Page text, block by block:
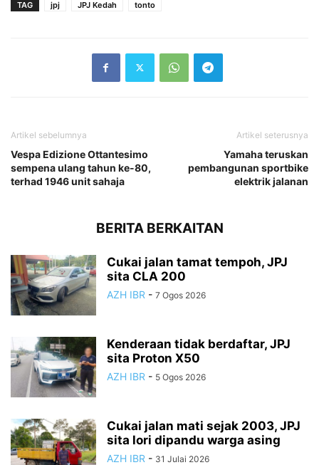
TAG jpj JPJ Kedah tonto
Artikel sebelumnya
Vespa Edizione Ottantesimo
sempena ulang tahun ke-80,
terhad 1946 unit sahaja
Artikel seterusnya
Yamaha teruskan
pembangunan sportbike
elektrik jalanan
BERITA BERKAITAN
Cukai jalan tamat tempoh, JPJ
sita CLA 200
AZH IBR - 7 Ogos 2026
Kenderaan tidak berdaftar, JPJ
sita Proton X50
AZH IBR - 5 Ogos 2026
Cukai jalan mati sejak 2003, JPJ
sita lori dipandu warga asing
AZH IBR - 31 Julai 2026